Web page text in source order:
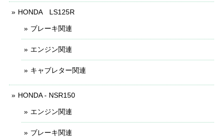
HONDA LS125R
ブレーキ関連
エンジン関連
キャブレター関連
HONDA - NSR150
エンジン関連
ブレーキ関連